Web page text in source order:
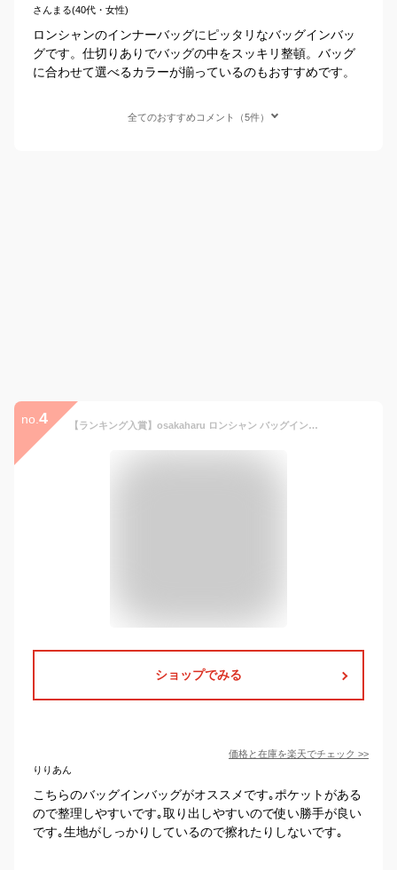
さんまる(40代・女性)
ロンシャンのインナーバッグにピッタリなバッグインバッ
グです。仕切りありでバッグの中をスッキリ整頓。バッグ
に合わせて選べるカラーが揃っているのもおすすめです。
全てのおすすめコメント（5件）
no. 4 【ランキング入賞】osakaharu ロンシャン バッグインバッグ バックインバック インナーバッグ 小さめ 大きめ フェルト インナーバック ルプリアージュ s l FEILER IACUCCI ルイ・ヴィトン イエナ適応 水筒ポケット 自立 a4 軽量 整理 トートファスナー付き 収納
ショップでみる
価格と在庫を楽天でチェック >>
りりあん
こちらのバッグインバッグがオススメです｡ポケットがある
ので整理しやすいです｡取り出しやすいので使い勝手が良い
です｡生地がしっかりしているので擦れたりしないです｡